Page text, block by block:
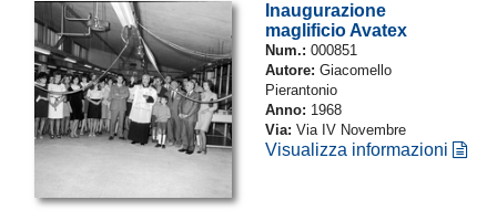
Inaugurazione
maglificio Avatex
Num.: 000851
Autore: Giacomello
Pierantonio
Anno: 1968
Via: Via IV Novembre
Visualizza informazioni